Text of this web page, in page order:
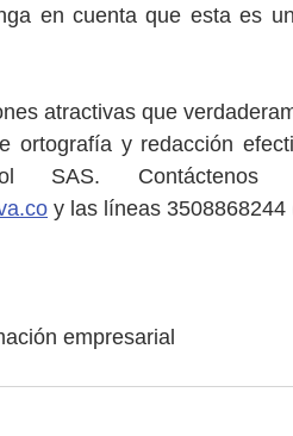
en cuenta que esta es
atractivas que
ortografía y redacción
y las líneas
empresarial